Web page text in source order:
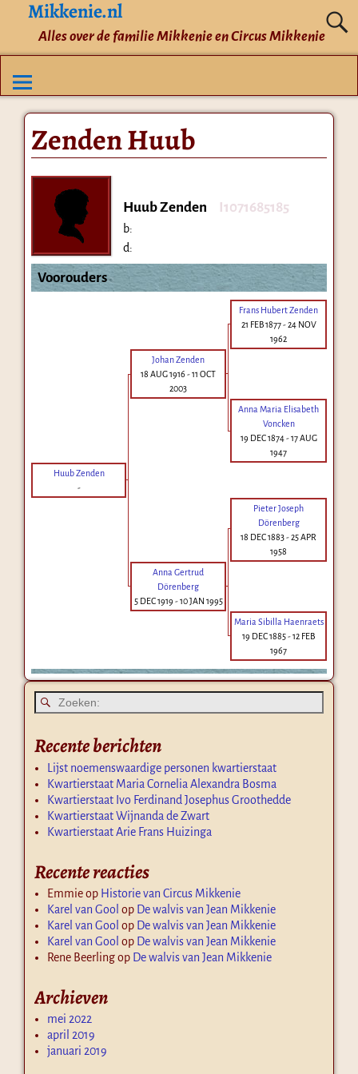
Mikkenie.nl
Alles over de familie Mikkenie en Circus Mikkenie
Zenden Huub
Huub Zenden I1071685185
b:
d:
Voorouders
Frans Hubert Zenden
21 FEB 1877-24 NOV
1962
Johan Zenden
18 AUG 1916 -11 OCT
2003
Anna Maria Elisabeth
Voncken
19 DEC 1874-17 AUG
1947
Huub Zenden
-
Pieter Joseph
Dörenberg
18 DEC 1883-25 APR
1958
Anna Gertrud
Dörenberg
5 DEC 1919 -10 JAN 1995
Maria Sibilla Haenraets
19 DEC 1885-12 FEB
1967
Recente berichten
Lijst noemenswaardige personen kwartierstaat
Kwartierstaat Maria Cornelia Alexandra Bosma
Kwartierstaat Ivo Ferdinand Josephus Groothedde
Kwartierstaat Wijnanda de Zwart
Kwartierstaat Arie Frans Huizinga
Recente reacties
Emmieop Historie van Circus Mikkenie
Karel van Gool op De walvis van Jean Mikkenie
Karel van Gool op De walvis van Jean Mikkenie
Karel van Gool op De walvis van Jean Mikkenie
Rene Beerlingop De walvis van Jean Mikkenie
Archieven
mei 2022
april 2019
januari 2019